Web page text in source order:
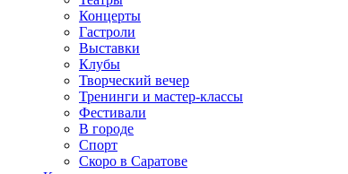
Концерты
Гастроли
Выставки
Клубы
Творческий вечер
Тренинги и мастер-классы
Фестивали
В городе
Спорт
Скоро в Саратове